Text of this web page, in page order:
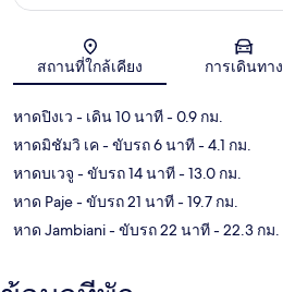
แผนที่
สถานที่ใกล้เคียง การเดินทาง
หาดปิงเว - เดิน 10 นาที- 0.9 กม.
หาดมิชัมวิ เค- ขับรถ 6 นาที- 4.1 กม.
หาดบเวจู - ขับรถ 14 นาที- 13.0 กม.
หาด Paje- ขับรถ 21 นาที- 19.7 กม.
หาด Jambiani- ขับรถ 22 นาที- 22.3 กม.